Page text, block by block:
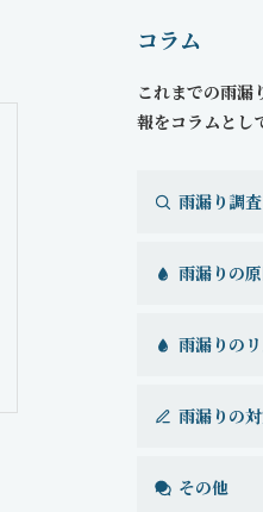
コラム
これまでの雨漏
報をコラムとし
雨漏り調
雨漏りの
雨漏りの
雨漏りの
その他